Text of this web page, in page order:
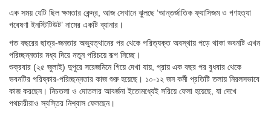
এক সময় যেটি ছিল ক্ষমতার কেন্দ্র, আজ সেখানে ঝুলছে ‘আন্তর্জাতিক ফ্যাসিজম ও গণহত্যা
গবেষণা ইনস্টিটিউট’ নামের একটি ব্যানার।
গত বছরের ছাত্র-জনতার অভ্যুত্থানের পর থেকে পরিত্যক্ত অবস্থায় পড়ে থাকা ভবনটি এখন
পরিচ্ছন্নতার মধ্য দিয়ে নতুন পরিচয়ে রূপ নিচ্ছে।
শুক্রবার (২৫ জুলাই) দুপুরে সরেজমিনে গিয়ে দেখা যায়, প্রায় এক বছর পর বুধবার থেকে
ভবনটির পরিষ্কার-পরিচ্ছন্নতার কাজ শুরু হয়েছে। ১০-১২ জন কর্মী প্রতিটি তলায় নিরলসভাবে
কাজ করছেন। নিচতলা ও দোতলার আবর্জনা ইতোমধ্যেই সরিয়ে ফেলা হয়েছে, যা দেখে
পথচারীরাও স্বস্তির নিশ্বাস ফেলছেন।